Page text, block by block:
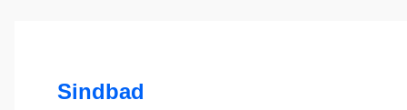
Sindbad